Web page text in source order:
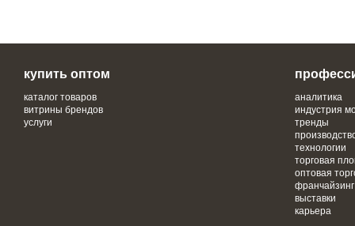
купить оптом
каталог товаров
витрины брендов
услуги
аналитика
индустрия
тренды
технологии
торговая
оптовая
франчайзинг
выставки
карьера